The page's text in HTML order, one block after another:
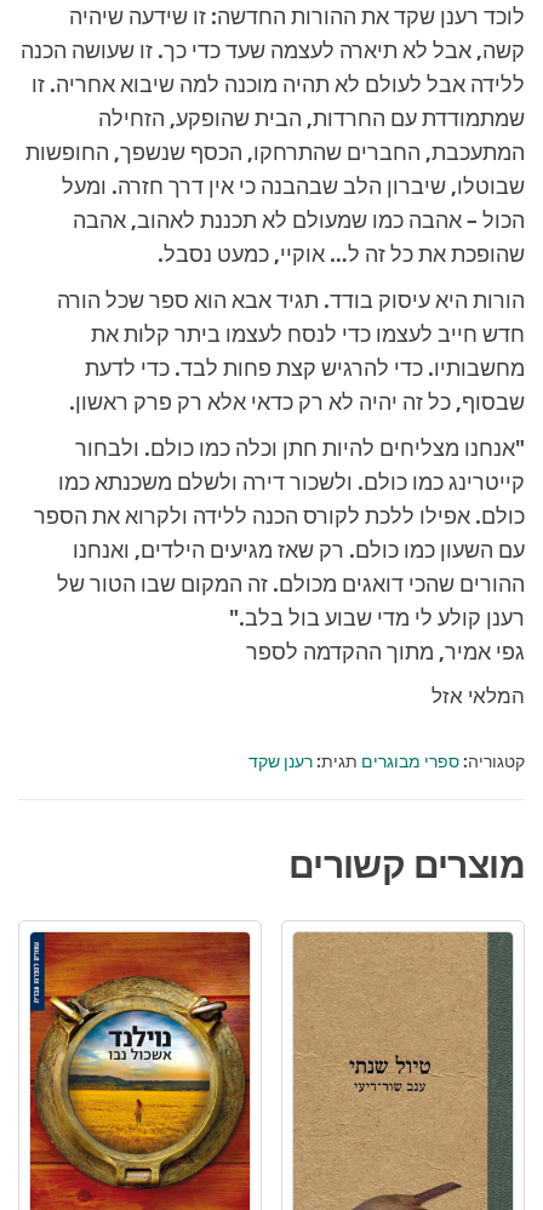
לוכד רענן שקד את ההורות החדשה: זו שידעה שיהיה
קשה, אבל לא תיארה לעצמה שעד כדי כך. זו שעושה הכנה
ללידה אבל לעולם לא תהיה מוכנה למה שיבוא אחריה. זו
שמתמודדת עם החרדות, הבית שהופקע, הזחילה
המתעכבת, החברים שהתרחקו, הכסף שנשפך, החופשות
שבוטלו, שיברון הלב שבהבנה כי אין דרך חזרה. ומעל
הכול – אהבה כמו שמעולם לא תכננת לאהוב, אהבה
שהופכת את כל זה ל… אוקיי, כמעט נסבל.
הורות היא עיסוק בודד. תגיד אבא הוא ספר שכל הורה
חדש חייב לעצמו כדי לנסח לעצמו ביתר קלות את
מחשבותיו. כדי להרגיש קצת פחות לבד. כדי לדעת
שבסוף, כל זה יהיה לא רק כדאי אלא רק פרק ראשון.
"אנחנו מצליחים להיות חתן וכלה כמו כולם. ולבחור
קייטרינג כמו כולם. ולשכור דירה ולשלם משכנתא כמו
כולם. אפילו ללכת לקורס הכנה ללידה ולקרוא את הספר
עם השעון כמו כולם. רק שאז מגיעים הילדים, ואנחנו
ההורים שהכי דואגים מכולם. זה המקום שבו הטור של
רענן קולע לי מדי שבוע בול בלב."
גפי אמיר, מתוך ההקדמה לספר
המלאי אזל
קטגוריה:ספרי מבוגרים תגית:רענן שקד
מוצרים קשורים